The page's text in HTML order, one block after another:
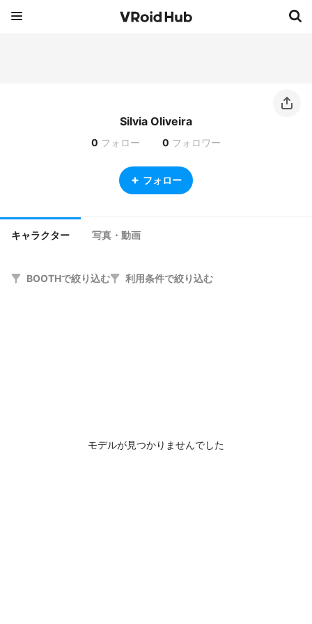
Silvia Oliveira
0 フォロー 0 フォロワー
フォロー
キャラクター 写真・動画
BOOTHで絞り込む 利用条件で絞り込む
モデルが見つかりませんでした